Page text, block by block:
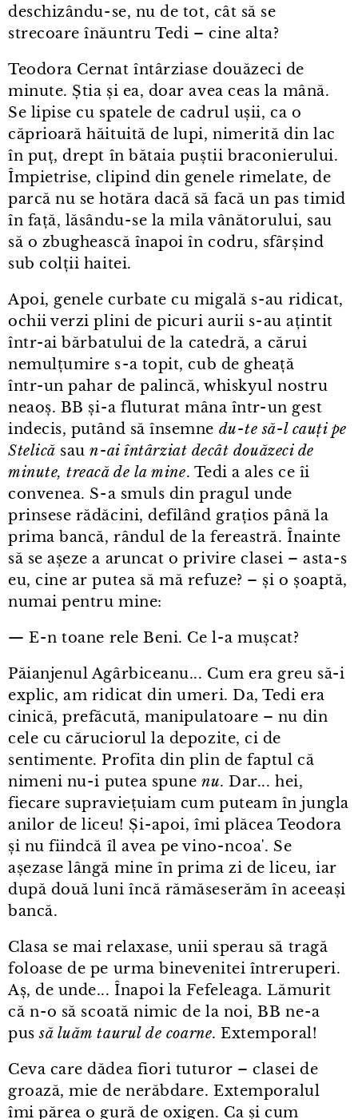
deschizându⁠-⁠se, nu de tot, cât să se
strecoare înăuntru Tedi – cine alta?
Teodora Cernat întârziase douăzeci de
minute. Știa și ea, doar avea ceas la mână.
Se lipise cu spatele de cadrul ușii, ca o
căprioară hăituită de lupi, nimerită din lac
în puț, drept în bătaia puștii braconierului.
Împietrise, clipind din genele rimelate, de
parcă nu se hotăra dacă să facă un pas timid
în față, lăsându⁠-⁠se la mila vânătorului, sau
să o zbughească înapoi în codru, sfârșind
sub colții haitei.
Apoi, genele curbate cu migală s⁠-⁠au ridicat,
ochii verzi plini de picuri aurii s⁠-⁠au ațintit
într⁠-⁠ai bărbatului de la catedră, a cărui
nemulțumire s⁠-⁠a topit, cub de gheață
într⁠-⁠un pahar de palincă, whiskyul nostru
neaoș. BB și⁠-⁠a fluturat mâna într⁠-⁠un gest
indecis, putând să însemne du⁠-⁠te să-l cauți pe
Stelică saun⁠-⁠ai întârziat decât douăzeci de
minute, treacă de la mine. Tedi a ales ce îi
convenea. S⁠-⁠a smuls din pragul unde
prinsese rădăcini, defilând grațios până la
prima bancă, rândul de la fereastră. Înainte
să se așeze a aruncat o privire clasei – asta⁠-⁠s
eu, cine ar putea să mă refuze? – și o șoaptă,
numai pentru mine:
— E⁠-⁠n toane rele Beni. Ce l⁠-⁠a mușcat?
Păianjenul Agârbiceanu... Cum era greu să-i
explic, am ridicat din umeri. Da, Tedi era
cinică, prefăcută, manipulatoare – nu din
cele cu căruciorul la depozite, ci de
sentimente. Profita din plin de faptul că
nimeni nu⁠-⁠i putea spunenu. Dar... hei,
fiecare supraviețuiam cum puteam în jungla
anilor de liceu! Și⁠-⁠apoi, îmi plăcea Teodora
și nu fiindcă îl avea pe vino⁠-⁠ncoaʼ. Se
așezase lângă mine în prima zi de liceu, iar
după două luni încă rămăseserăm în aceeași
bancă.
Clasa se mai relaxase, unii sperau să tragă
foloase de pe urma binevenitei întreruperi.
Aș, de unde... Înapoi la Fefeleaga. Lămurit
că n⁠-⁠o să scoată nimic de la noi, BB ne⁠-⁠a
pussă luăm taurul de coarne. Extemporal!
Ceva care dădea fiori tuturor – clasei de
groază, mie de nerăbdare. Extemporalul
îmi părea o gură de oxigen. Ca și cum